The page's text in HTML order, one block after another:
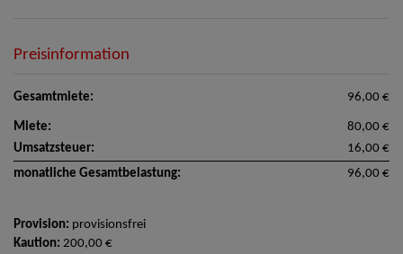
Preisinformation
Gesamtmiete: 96,00 €
Miete:
80,00 €
Umsatzsteuer:
16,00 €
monatliche Gesamtbelastung:
96,00 €
Provision: provisionsfrei
Kaution: 200,00 €